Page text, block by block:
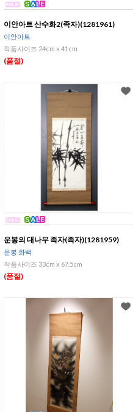
이안아트 산수화2(족자)(1281961)
이안아트
작품사이즈 24cm x 41cm
(품절)
운봉의 대나무 족자(족자)(1281959)
운봉 화백
작품사이즈 33cm x 67.5cm
(품절)